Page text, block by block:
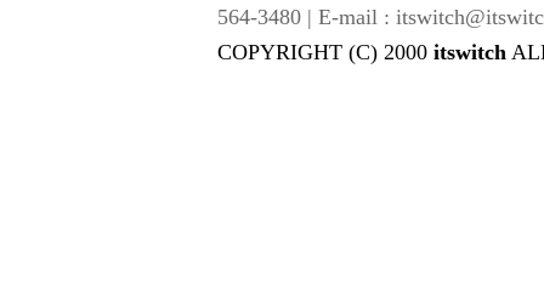
564-3480 | E-mail :
COPYRIGHT (C) 2000 itswitch